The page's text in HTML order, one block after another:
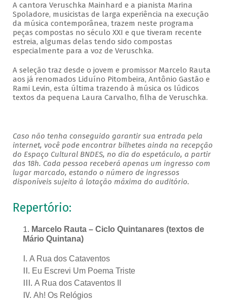
A cantora Veruschka Mainhard e a pianista Marina
Spoladore, musicistas de larga experiência na execução
da música contemporânea, trazem neste programa
peças compostas no século XXI e que tiveram recente
estreia, algumas delas tendo sido compostas
especialmente para a voz de Veruschka.
A seleção traz desde o jovem e promissor Marcelo Rauta
aos já renomados Liduíno Pitombeira, Antônio Gastão e
Rami Levin, esta última trazendo à música os lúdicos
textos da pequena Laura Carvalho, filha de Veruschka.
Caso não tenha conseguido garantir sua entrada pela
internet, você pode encontrar bilhetes ainda na recepção
do Espaço Cultural BNDES, no dia do espetáculo, a partir
das 18h. Cada pessoa receberá apenas um ingresso com
lugar marcado, estando o número de ingressos
disponíveis sujeito à lotação máxima do auditório.
Repertório:
Marcelo Rauta – Ciclo Quintanares (textos de
Mário Quintana)
A Rua dos Cataventos
Eu Escrevi Um Poema Triste
A Rua dos Cataventos II
Ah! Os Relógios